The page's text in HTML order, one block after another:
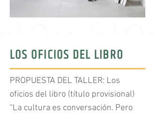
LOS OFICIOS DEL LIBRO
PROPUESTA DEL TALLER: Los
oficios del libro (título provisional)
“La cultura es conversación. Pero